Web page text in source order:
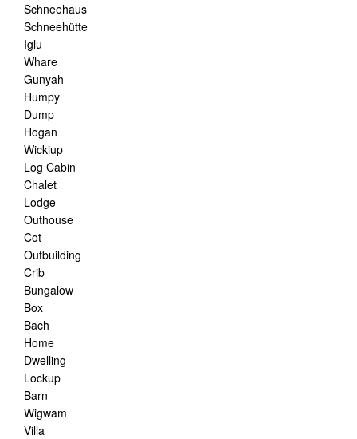
Schneehaus
Schneehütte
Iglu
Whare
Gunyah
Humpy
Dump
Hogan
Wickiup
Log Cabin
Chalet
Lodge
Outhouse
Cot
Outbuilding
Crib
Bungalow
Box
Bach
Home
Dwelling
Lockup
Barn
Wigwam
Villa